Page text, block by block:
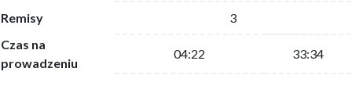
Remisy
3
Czas na
prowadzeniu
04:22 33:34